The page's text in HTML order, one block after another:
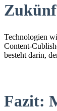
Technologien
Content-
besteht darin,
Fazit: